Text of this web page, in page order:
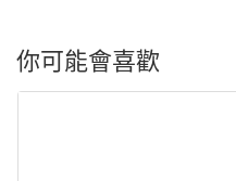
你可能會喜歡